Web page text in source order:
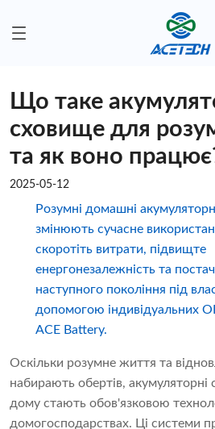
Що таке
сховище для
та як воно
2025-05-12
Розумні домашні
змінюють сучасне
скоротіть витрати, підвищте
енергонезалежність та
наступного покоління під
допомогою індивідуальних
ACE Battery.
Оскільки розумне життя та
набирають обертів,
дому стають обов'язковою
домогосподарствах. Ці системи